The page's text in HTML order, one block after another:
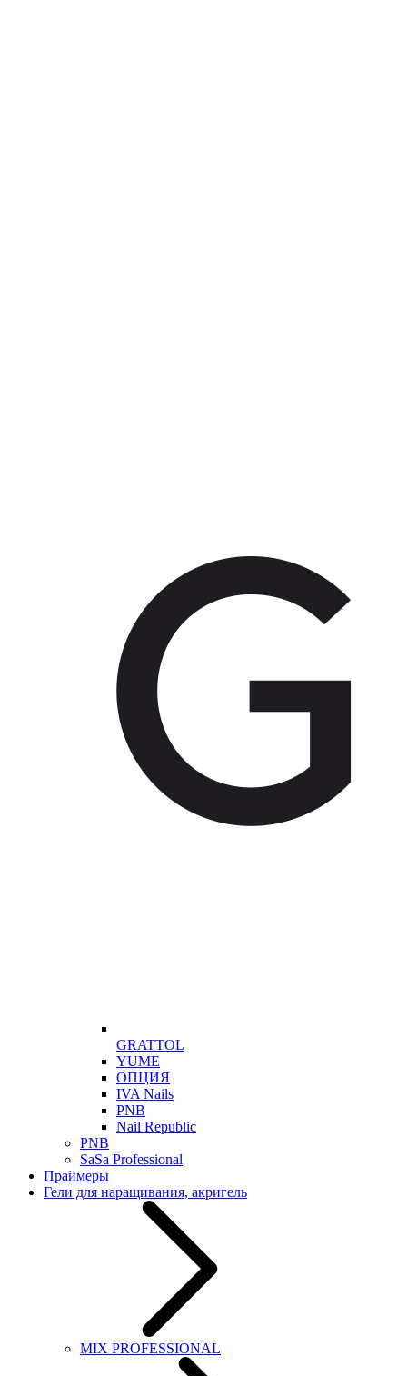
GRATTOL
YUME
ОПЦИЯ
IVA Nails
PNB
Nail Republic
PNB
SaSa Professional
Праймеры
Гели для наращивания, акригель
MIX PROFESSIONAL